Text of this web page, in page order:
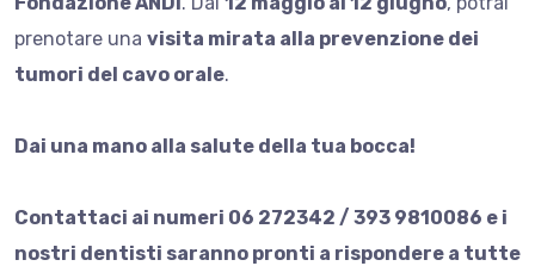
prenotare una visita mirata alla prevenzione dei
tumori del cavo orale.
Dai una mano alla salute della tua bocca!
Contattaci ai numeri 06 272342 / 393 9810086 e i
nostri dentisti saranno pronti a rispondere a tutte